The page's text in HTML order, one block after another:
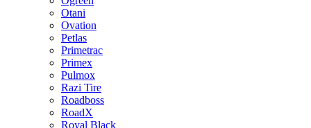
Otani
Ovation
Petlas
Primetrac
Primex
Pulmox
Razi Tire
Roadboss
RoadX
Royal Black